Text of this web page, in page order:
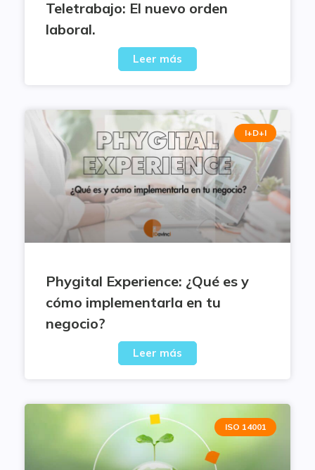
Teletrabajo: El nuevo orden
laboral.
Leer más
I+D+I
Phygital Experience: ¿Qué es y
cómo implementarla en tu
negocio?
Leer más
ISO 14001